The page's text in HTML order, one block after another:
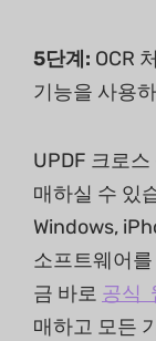
5단계: OCR
기능을 사용
UPDF 크로
매하실 수 있
Windows,
소프트웨어
금 바로 공식
매하고 모든